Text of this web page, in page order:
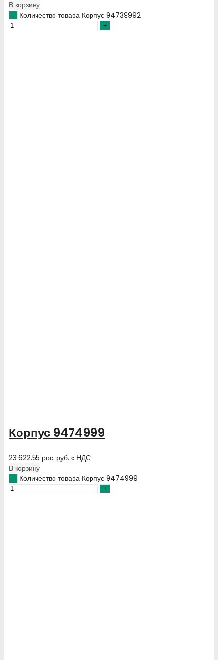
В корзину
Количество товара Корпус 94739992
Корпус 9474999
23 622.55 рос. руб. с НДС
В корзину
Количество товара Корпус 9474999